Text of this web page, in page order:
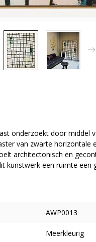
onderzoekt door middel
van zwarte horizontale
architectonisch en
kunstwerk een ruimte een
AWP0013
Meerkleurig